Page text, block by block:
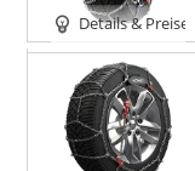
Details & Preise